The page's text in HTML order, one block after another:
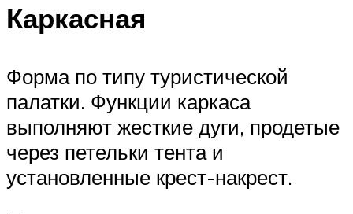
Каркасная
Форма по типу туристической
палатки. Функции каркаса
выполняют жесткие дуги, продетые
через петельки тента и
установленные крест-накрест.